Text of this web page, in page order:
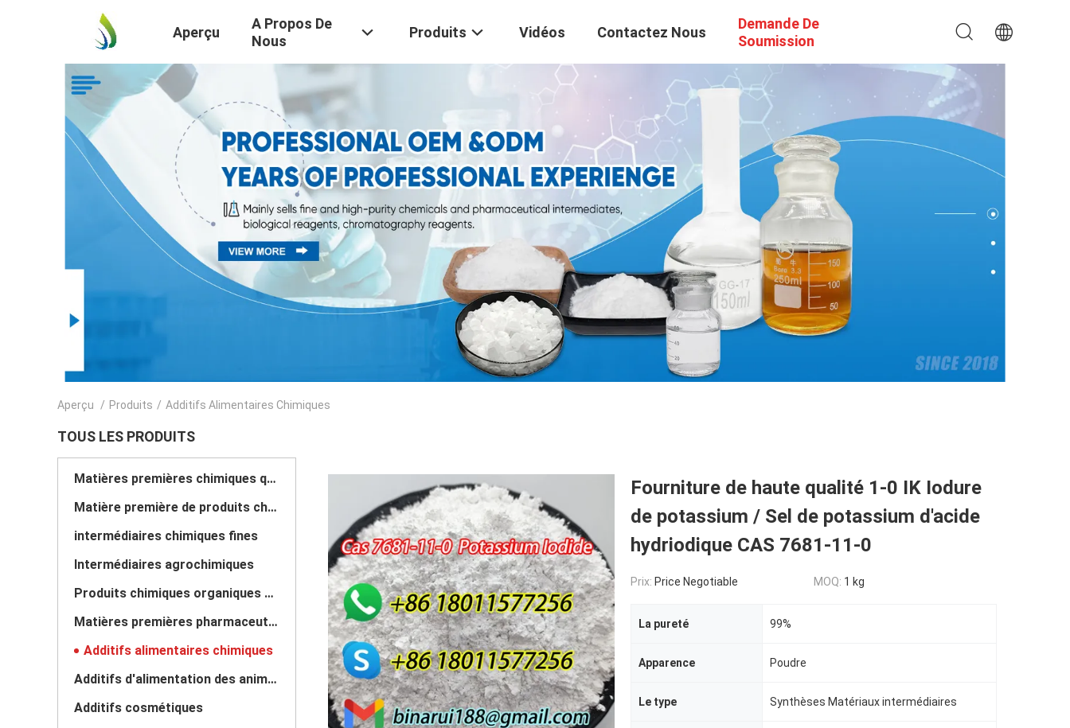
Aperçu
A Propos De
Nous
Produits Vidéos Contactez Nous
Demande De
Soumission
Aperçu / Produits / Additifs Alimentaires Chimiques
TOUS LES PRODUITS
Matières premières chimiques quotidiennes
Matière première de produits chimiques inorganiques
intermédiaires chimiques fines
Intermédiaires agrochimiques
Produits chimiques organiques de base
Matières premières pharmaceutiques
Additifs alimentaires chimiques
Additifs d'alimentation des animaux
Additifs cosmétiques
Fourniture de haute qualité 1-0 IK Iodure
de potassium / Sel de potassium d'acide
hydriodique CAS 7681-11-0
Prix: Price Negotiable MOQ: 1 kg
La pureté 99%
Apparence Poudre
Le type Synthèses Matériaux intermédiaires